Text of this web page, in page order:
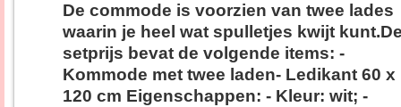
De commode is voorzien van twee lades
waarin je heel wat spulletjes kwijt
setprijs bevat de volgende items: -
Kommode met twee laden- Ledikant 60 x
120 cm Eigenschappen: - Kleur: wit; -